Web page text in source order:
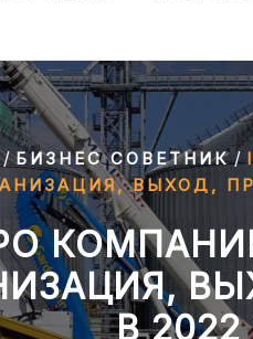
БИЗНЕС СОВЕТНИК/
ВЫХОД,
В 2022